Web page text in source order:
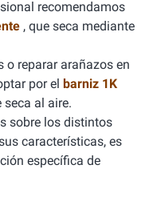
recomendamos
, que seca mediante
o reparar arañazos en
por el barniz 1K
seca al aire.
sobre los distintos
características, es
específica de